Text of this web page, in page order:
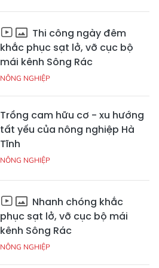
Thi công ngày đêm
khắc phục sạt lở, vỡ cục bộ
mái kênh Sông Rác
NÔNG NGHIỆP
Trồng cam hữu cơ - xu hướng
tất yếu của nông nghiệp Hà
Tĩnh
NÔNG NGHIỆP
Nhanh chóng khắc
phục sạt lở, vỡ cục bộ mái
kênh Sông Rác
NÔNG NGHIỆP